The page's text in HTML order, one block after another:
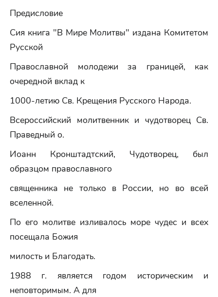
Предисловие
Сия книга "В Мире Молитвы" издана Комитетом
Русской
Православной молодежи за границей, как
очередной вклад к
1000-летию Св. Крещения Русского Народа.
Всероссийский молитвенник и чудотворец Св.
Праведный о.
Иоанн Кронштадтский, Чудотворец, был
образцом православного
священника не только в России, но во всей
вселенной.
По его молитве изливалось море чудес и всех
посещала Божия
милость и Благодать.
1988 г. является годом историческим и
неповторимым. А для